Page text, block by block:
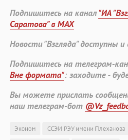
Подпишитесь на канал"ИА
Саратова" в MAX
Новости "Взгляда" доступны
Подпишитесь на телеграм-
Вне формата": заходите -
Вы можете прислать
наш телеграм-бот
Эконом
ССЭИ РЭУ имени Плеханова